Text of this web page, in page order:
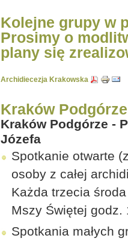
Kolejne grupy w
Prosimy o
plany się
Archidiecezja Krakowska
Kraków Podgórze
Kraków Podgórze -
Józefa
Spotkanie otwarte
osoby z całej
Każda trzecia
Mszy Świętej godz.
Spotkania małych